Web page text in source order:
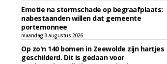
Emotie na stormschade op begraafplaats:
nabestaanden willen dat gemeente
portemonnee
maandag 3 augustus 2026
Op zo'n 140 bomen in Zeewolde zijn hartjes
geschilderd. Dit is gedaan voor